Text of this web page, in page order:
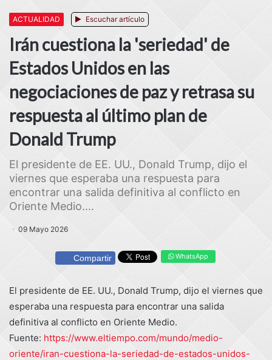
ACTUALIDAD Escuchar artículo
Irán cuestiona la 'seriedad' de
Estados Unidos en las
negociaciones de paz y retrasa su
respuesta al último plan de
Donald Trump
El presidente de EE. UU., Donald Trump, dijo el
viernes que esperaba una respuesta para
encontrar una salida definitiva al conflicto en
Oriente Medio....
09 Mayo 2026
Compartir WhatsApp
El presidente de EE. UU., Donald Trump, dijo el viernes que
esperaba una respuesta para encontrar una salida
definitiva al conflicto en Oriente Medio.
Fuente: https://www.eltiempo.com/mundo/medio-
oriente/iran-cuestiona-la-seriedad-de-estados-unidos-